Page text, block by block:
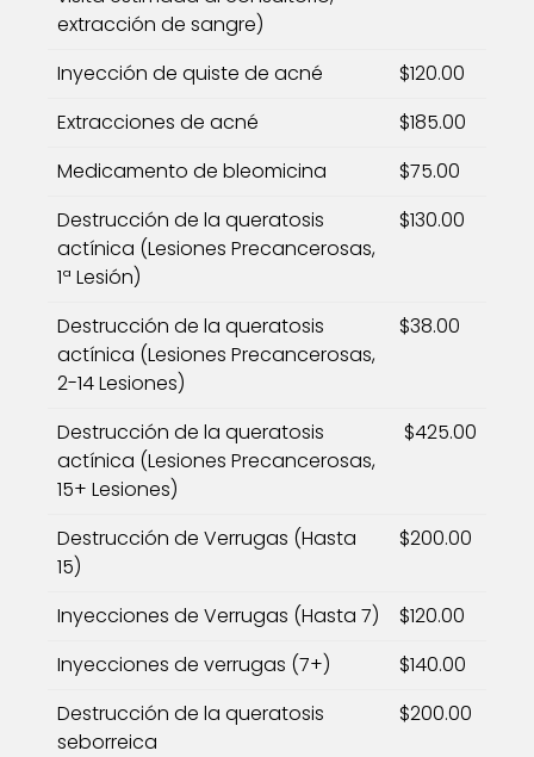
extracción de sangre)
Inyección de quiste de acné
$120.00
Extracciones de acné
$185.00
Medicamento de bleomicina
$75.00
Destrucción de la queratosis
actínica (Lesiones Precancerosas,
1ª Lesión)
$130.00
Destrucción de la queratosis
actínica (Lesiones Precancerosas,
2-14 Lesiones)
$38.00
Destrucción de la queratosis
actínica (Lesiones Precancerosas,
15+ Lesiones)
$425.00
Destrucción de Verrugas (Hasta
15)
$200.00
Inyecciones de Verrugas (Hasta 7)
$120.00
Inyecciones de verrugas (7+)
$140.00
Destrucción de la queratosis
seborreica
$200.00